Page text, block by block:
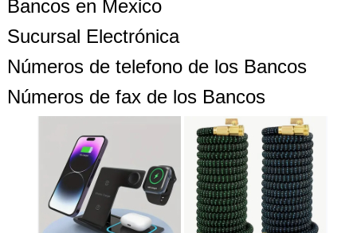
Bancos en Mexico
Sucursal Electrónica
Números de telefono de los Bancos
Números de fax de los Bancos